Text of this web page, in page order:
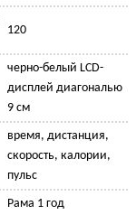
120
черно-белый LCD-
дисплей диагональю
9 см
время, дистанция,
скорость, калории,
пульс
Рама 1 год